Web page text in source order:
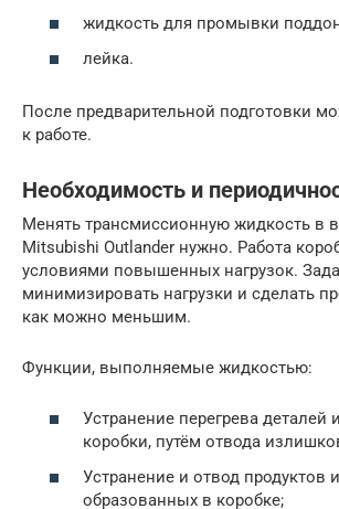
жидкость для промывки
лейка.
После предварительной подготовки
к работе.
Необходимость и
Менять трансмиссионную жидкость в
Mitsubishi Outlander нужно. Работа
условиями повышенных нагрузок.
минимизировать нагрузки и сделать
как можно меньшим.
Функции, выполняемые жидкостью:
Устранение перегрева деталей
коробки, путём отвода
Устранение и отвод продуктов
образованных в коробке;